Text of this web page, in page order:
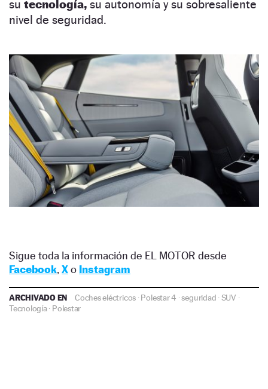
su tecnología, su autonomía y su sobresaliente
nivel de seguridad.
Sigue toda la información de EL MOTOR desde
Facebook, Xo Instagram
ARCHIVADO EN Coches eléctricos ·Polestar 4 ·seguridad ·SUV ·
Tecnología· Polestar